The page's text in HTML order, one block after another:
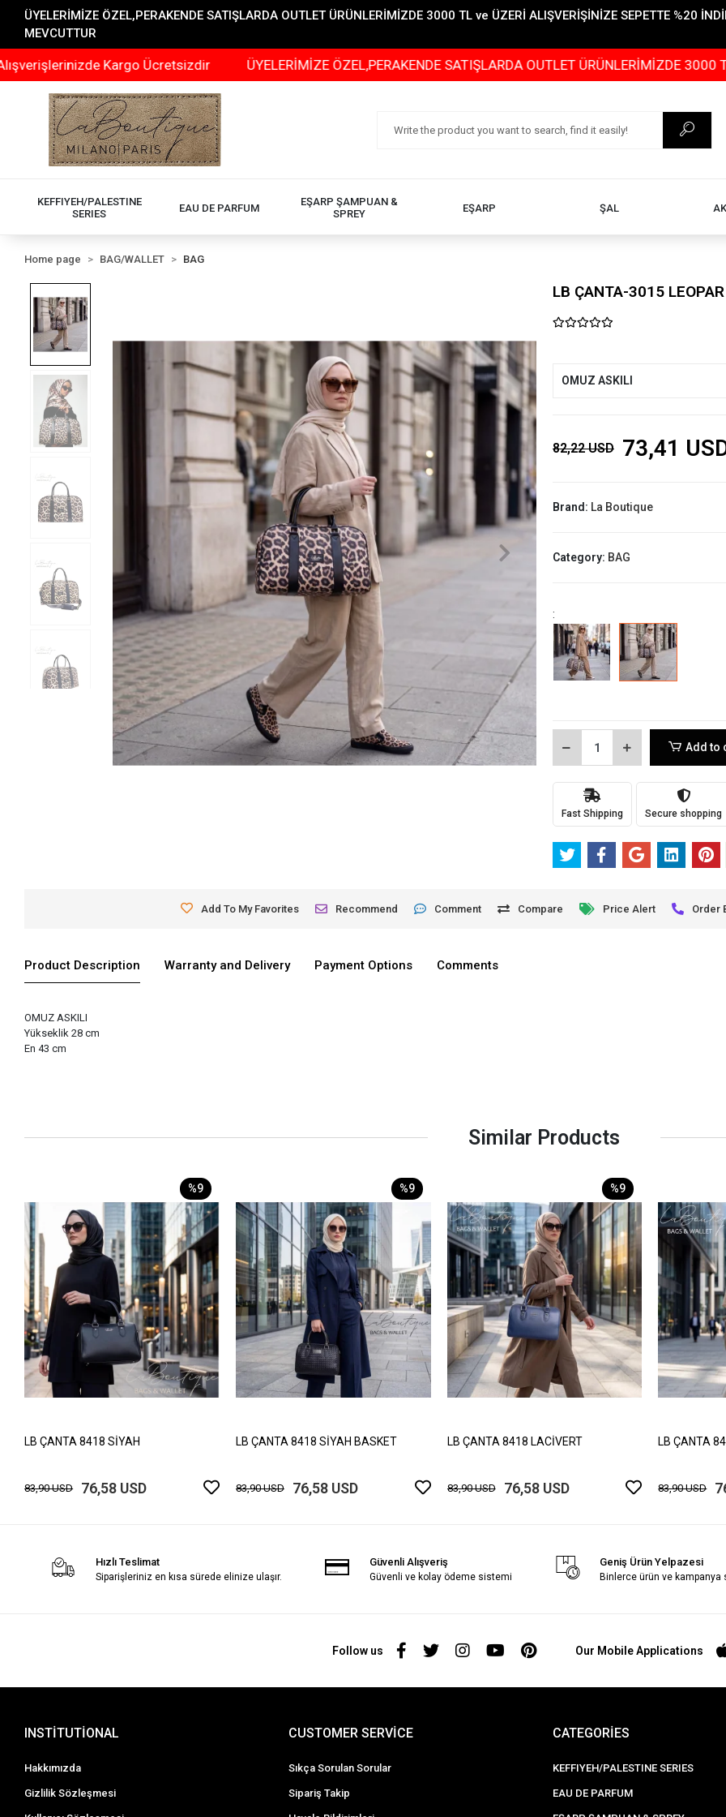
ÜYELERİMİZE ÖZEL,PERAKENDE SATIŞLARDA OUTLET ÜRÜNLERİMİZDE 3000 TL ve ÜZERİ ALIŞVERİŞİNİZE SEPETTE %20
MEVCUTTUR
Kargo Ücretsizdir ÜYELERİMİZE ÖZEL,PERAKENDE SATIŞLARDA OUTLET ÜRÜNLERİMİZDE 3000 TL ve
KEFFIYEH/PALESTINE
SERIES
EAU DE PARFUM
EŞARP ŞAMPUAN &
SPREY
EŞARP ŞAL
Home page BAG/WALLET BAG
LB ÇANTA-3015
OMUZ ASKILI
82,22 USD 73,41
Brand: La Boutique
Category: BAG
:
Add to
Fast Shipping Secure shopping
Add To My Favorites Recommend Comment Compare Price Alert Order
Product Description Warranty and Delivery Payment Options Comments
OMUZ ASKILI
Yükseklik 28 cm
En 43 cm
Similar Products
%9
LB ÇANTA 8418 SİYAH
83,90 USD 76,58 USD
%9
LB ÇANTA 8418 SİYAH BASKET
83,90 USD 76,58 USD
%9
LB ÇANTA 8418 LACİVERT
83,90 USD 76,58 USD
LB ÇANTA
83,90 USD
Hızlı Teslimat
Siparişleriniz en kısa sürede elinize ulaşır.
Güvenli Alışveriş
Güvenli ve kolay ödeme sistemi
Geniş Ürün Yelpazesi
Binlerce ürün ve kampanya
Follow us Our Mobile Applications
INSTİTUTİONAL
Hakkımızda
Gizlilik Sözleşmesi
CUSTOMER SERVİCE
Sıkça Sorulan Sorular
Sipariş Takip
CATEGORİES
KEFFIYEH/PALESTINE SERIES
EAU DE PARFUM